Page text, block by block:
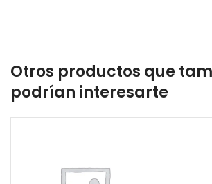
Otros productos que
podrían interesarte